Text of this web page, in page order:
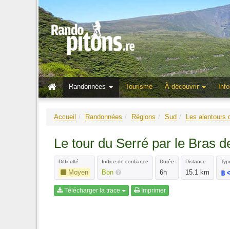
Randonnées
Tourisme À découvrir
Accueil Randonnées Régions Sud Les alentours
Le tour du Serré par le Bras
Difficulté
Moyen
Indice de confiance
Bon
Durée
6h
Distance
15.1 km
Télécharger la trace Imprimer